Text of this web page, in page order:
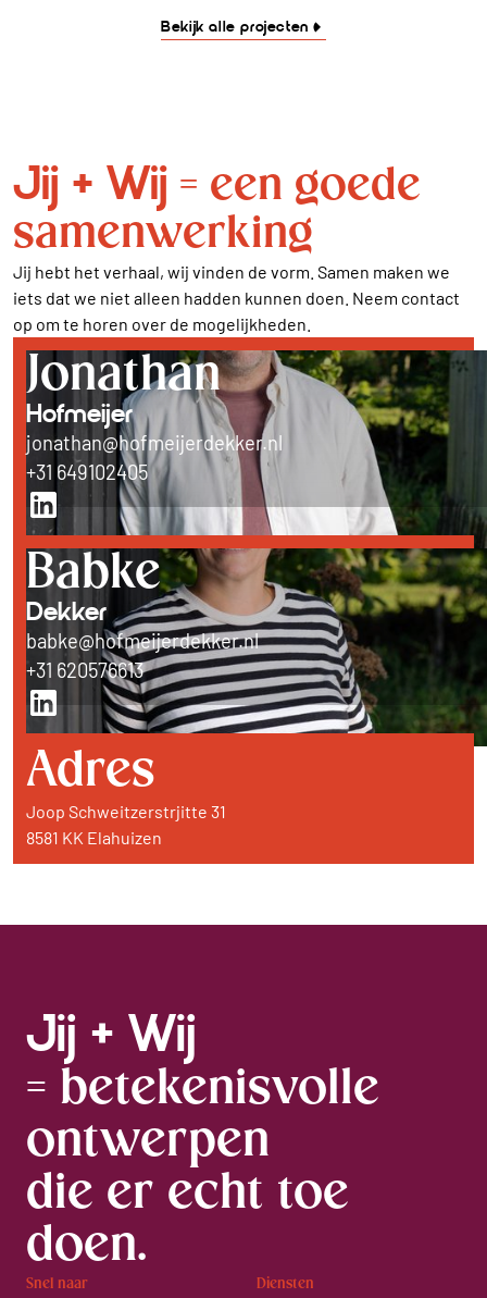
Bekijk alle projecten
Jij + Wij = een goede
samenwerking
Jij hebt het verhaal, wij vinden de vorm. Samen maken we
iets dat we niet alleen hadden kunnen doen. Neem contact
op om te horen over de mogelijkheden.
Jonathan
Hofmeijer
jonathan@hofmeijerdekker.nl
+31 649102405
Babke
Dekker
babke@hofmeijerdekker.nl
+31 620576613
Adres
Joop Schweitzerstrjitte 31
8581 KK Elahuizen
Jij + Wij
= betekenisvolle
ontwerpen
die er echt toe
doen.
Snel naar Diensten